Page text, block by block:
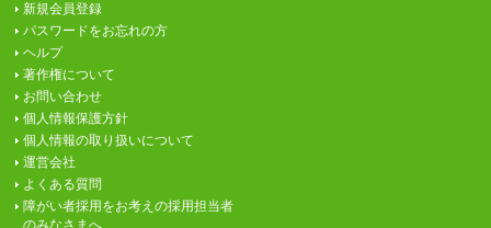
新規会員登録
パスワードをお忘れの方
ヘルプ
著作権について
お問い合わせ
個人情報保護方針
個人情報の取り扱いについて
運営会社
よくある質問
障がい者採用をお考えの採用担当者